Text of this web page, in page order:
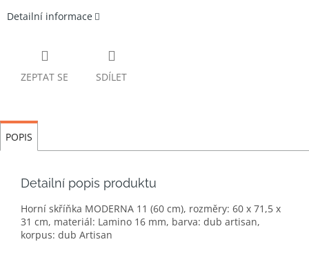
Detailní informace
ZEPTAT SE SDÍLET
POPIS
Detailní popis produktu
Horní skříňka MODERNA 11 (60 cm), rozměry: 60 x 71,5 x
31 cm, materiál: Lamino 16 mm, barva: dub artisan,
korpus: dub Artisan